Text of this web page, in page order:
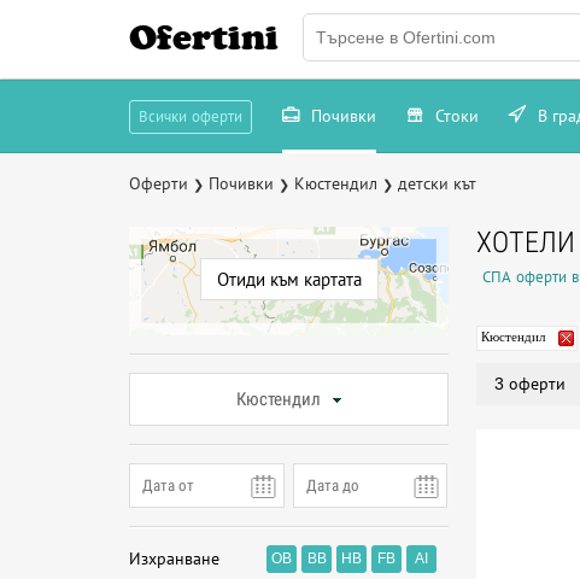
Ofertini
Всички оферти Почивки Стоки В
Оферти ❯ Почивки ❯ Кюстендил ❯ детски кът
Отиди към картата
Кюстендил
Изхранване OB BB HB FB AI
ХОТЕЛИ
СПА оферти
Кюстендил
3 оферти